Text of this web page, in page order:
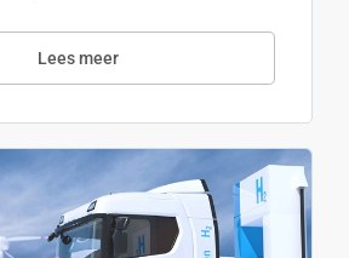
Lees meer